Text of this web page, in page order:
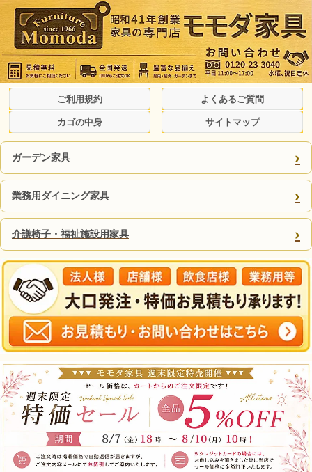
ご利用規約 よくあるご質問
カゴの中身 サイトマップ
ガーデン家具 ›
業務用ダイニング家具 ›
介護椅子・福祉施設用家具 ›